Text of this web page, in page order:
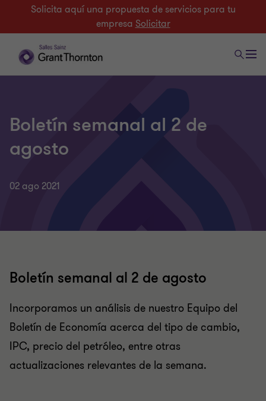
Solicita aquí una propuesta de servicios para tu
empresa Solicitar
Boletín semanal al 2 de
agosto
02 ago 2021
Boletín semanal al 2 de agosto
Incorporamos un análisis de nuestro Equipo del
Boletín de Economía acerca del tipo de cambio,
IPC, precio del petróleo, entre otras
actualizaciones relevantes de la semana.